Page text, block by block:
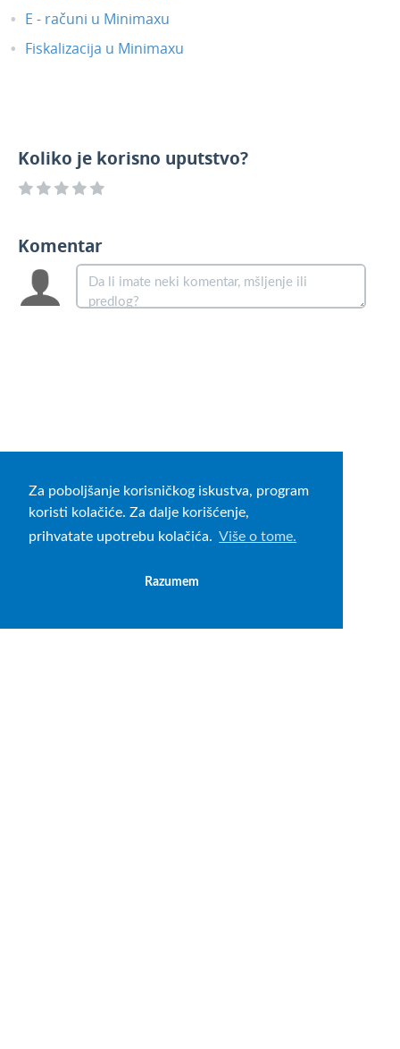
Za poboljšanje korisničkog iskustva, program
koristi kolačiće. Za dalje korišćenje,
prihvatate upotrebu kolačića. Više o tome.
Razumem
E - računi u Minimaxu
Fiskalizacija u Minimaxu
Koliko je korisno uputstvo?
Komentar